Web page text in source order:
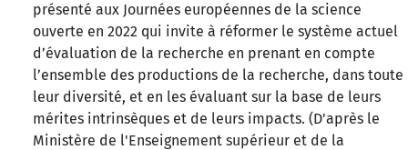
présenté aux Journées européennes de la science
ouverte en 2022 qui invite à réformer le système actuel
d’évaluation de la recherche en prenant en compte
l’ensemble des productions de la recherche, dans toute
leur diversité, et en les évaluant sur la base de leurs
mérites intrinsèques et de leurs impacts. (D'après le
Ministère de l'Enseignement supérieur et de la